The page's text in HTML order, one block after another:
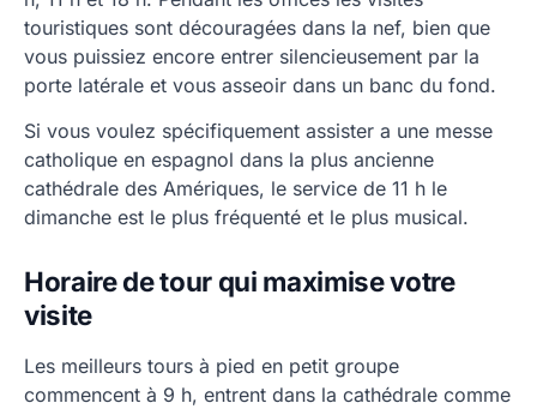
touristiques sont découragées dans la nef, bien que
vous puissiez encore entrer silencieusement par la
porte latérale et vous asseoir dans un banc du fond.
Si vous voulez spécifiquement assister a une messe
catholique en espagnol dans la plus ancienne
cathédrale des Amériques, le service de 11 h le
dimanche est le plus fréquenté et le plus musical.
Horaire de tour qui maximise votre
visite
Les meilleurs tours à pied en petit groupe
commencent à 9 h, entrent dans la cathédrale comme